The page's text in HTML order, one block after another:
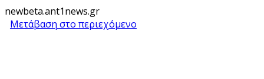
newbeta.ant1news.gr
Μετάβαση στο περιεχόμενο